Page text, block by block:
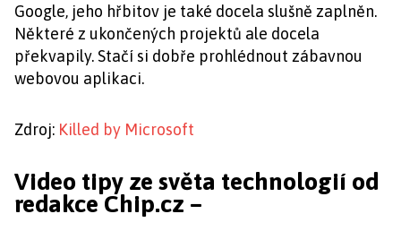
Google, jeho hřbitov je také docela slušně zaplněn.
Některé z ukončených projektů ale docela
překvapily. Stačí si dobře prohlédnout zábavnou
webovou aplikaci.
Zdroj: Killed by Microsoft
Video tipy ze světa technologií od
redakce Chip.cz –